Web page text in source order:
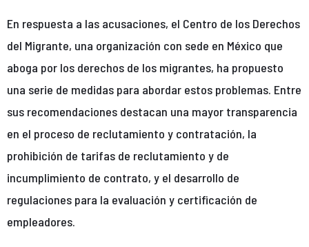
En respuesta a las acusaciones, el Centro de los Derechos
del Migrante, una organización con sede en México que
aboga por los derechos de los migrantes, ha propuesto
una serie de medidas para abordar estos problemas. Entre
sus recomendaciones destacan una mayor transparencia
en el proceso de reclutamiento y contratación, la
prohibición de tarifas de reclutamiento y de
incumplimiento de contrato, y el desarrollo de
regulaciones para la evaluación y certificación de
empleadores.